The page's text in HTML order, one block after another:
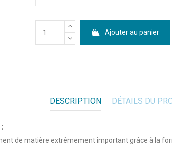
Ajouter au panier
DESCRIPTION DÉTAILS DU
de matière extrêmement important grâce à la